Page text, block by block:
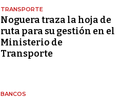
TRANSPORTE
Noguera traza la hoja de
ruta para su gestión en el
Ministerio de
Transporte
BANCOS